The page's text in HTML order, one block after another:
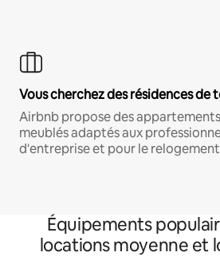
Vous cherchez des résidences de
Airbnb propose des
meublés adaptés aux
d'entreprise et pour le
Équipements
locations moyenne et